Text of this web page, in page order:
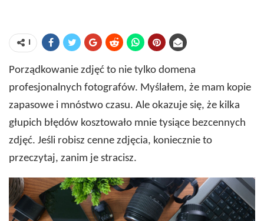
Porządkowanie zdjęć to nie tylko domena
profesjonalnych fotografów. Myślałem, że mam kopie
zapasowe i mnóstwo czasu. Ale okazuje się, że kilka
głupich błędów kosztowało mnie tysiące bezcennych
zdjęć. Jeśli robisz cenne zdjęcia, koniecznie to
przeczytaj, zanim je stracisz.